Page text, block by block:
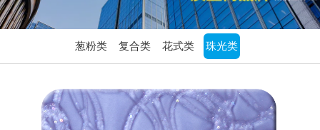
葱粉类 复合类 花式类 珠光类